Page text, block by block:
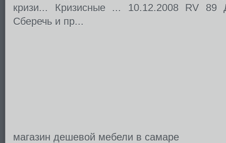
кризи... Кризисные ... 10.12.2008 RV 89
Сберечь и пр...
магазин дешевой мебели в самаре